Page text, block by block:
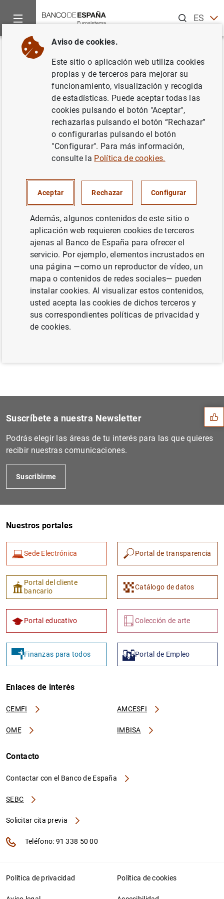
ESEN
Inicio Noticias y eventos
Volver
Estadísticas de los tipos de
interés aplicados por las IFM de
la zona del euro: febrero de
aplicados por las IFM de la zona del euro:
febrero de 2014 (325KB)
Anterior
Siguiente
Estado financiero consolida...
Sugerencias
1 2
Suscríbete a nuestra Newsletter
Podrás elegir las áreas de tu interés para las que quieres
recibir nuestras comunicaciones.
Suscribirme
Nuestros portales
Sede Electrónica Portal de transparencia
Portal del cliente
bancario
Catálogo de datos
Portal educativo Colección de arte
Finanzas para todos Portal de Empleo
Enlaces de interés
CEMFI AMCESFI
OME IMBISA
Contacto
Contactar con el Banco de España
SEBC
Solicitar cita previa
Teléfono: 91 338 50 00
Política de privacidad Política de cookies
Aviso de cookies.
Este sitio o aplicación web utiliza cookies
propias y de terceros para mejorar su
funcionamiento, visualización y recogida
de estadísticas. Puede aceptar todas las
cookies pulsando el botón "Aceptar",
rechazarlas pulsando el botón “Rechazar”
o configurarlas pulsando el botón
"Configurar". Para más información,
consulte la Política de cookies.
Aceptar Rechazar Configurar
Además, algunos contenidos de este sitio o
aplicación web requieren cookies de terceros
ajenas al Banco de España para ofrecer el
servicio. Por ejemplo, elementos incrustados en
una página —como un reproductor de vídeo, un
mapa o contenidos de redes sociales— pueden
instalar cookies. Al visualizar estos contenidos,
usted acepta las cookies de dichos terceros y
sus correspondientes políticas de privacidad y
de cookies.